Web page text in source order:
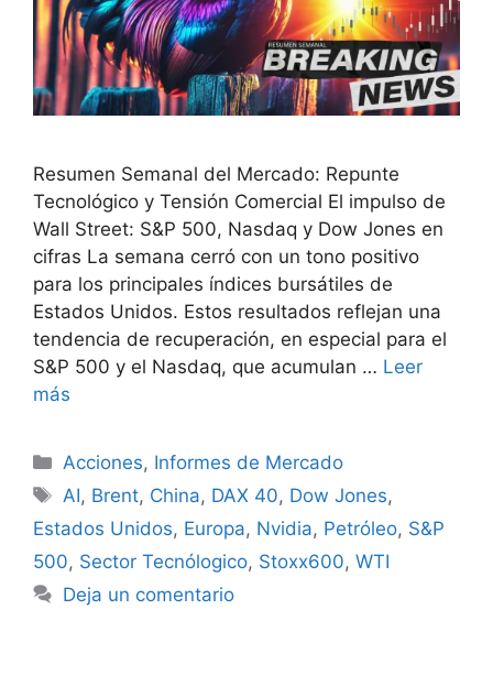
Resumen Semanal del Mercado: Repunte
Tecnológico y Tensión Comercial El impulso de
Wall Street: S&P 500, Nasdaq y Dow Jones en
cifras La semana cerró con un tono positivo
para los principales índices bursátiles de
Estados Unidos. Estos resultados reflejan una
tendencia de recuperación, en especial para el
S&P 500 y el Nasdaq, que acumulan … Leer
más
Categorías
Acciones, Informes de Mercado
Etiquetas
AI, Brent, China, DAX 40, Dow Jones,
Estados Unidos, Europa, Nvidia, Petróleo, S&P
500, Sector Tecnólogico, Stoxx600, WTI
Deja un comentario